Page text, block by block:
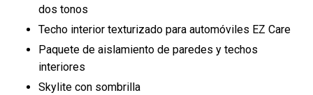
dos tonos
Techo interior texturizado para automóviles EZ Care
Paquete de aislamiento de paredes y techos
interiores
Skylite con sombrilla